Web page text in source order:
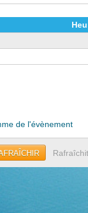
de l'évènement